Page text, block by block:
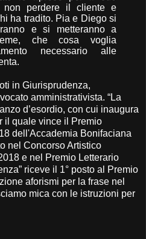
non perdere il cliente e
ha tradito. Pia e Diego si
e si metteranno a
che cosa voglia
necessario alle
in Giurisprudenza,
amministrativista. “La
d’esordio, con cui inaugura
il quale vince il Premio
dell'Accademia Bonifaciana
nel Concorso Artistico
e nel Premio Letterario
riceve il 1° posto al Premio
aforismi per la frase nel
mica con le istruzioni per